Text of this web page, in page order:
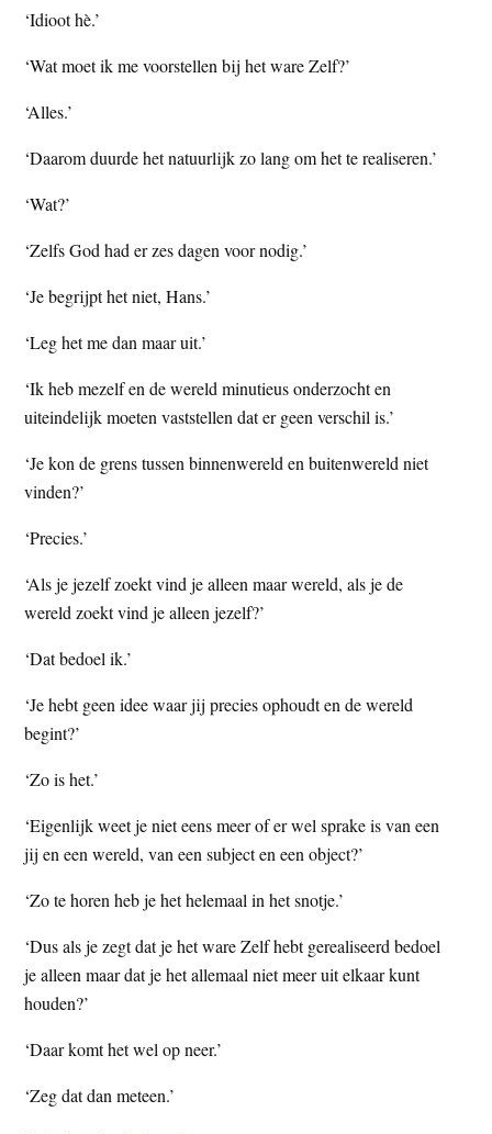
‘Idioot hè.’
‘Wat moet ik me voorstellen bij het ware Zelf?’
‘Alles.’
‘Daarom duurde het natuurlijk zo lang om het te realiseren.’
‘Wat?’
‘Zelfs God had er zes dagen voor nodig.’
‘Je begrijpt het niet, Hans.’
‘Leg het me dan maar uit.’
‘Ik heb mezelf en de wereld minutieus onderzocht en
uiteindelijk moeten vaststellen dat er geen verschil is.’
‘Je kon de grens tussen binnenwereld en buitenwereld niet
vinden?’
‘Precies.’
‘Als je jezelf zoekt vind je alleen maar wereld, als je de
wereld zoekt vind je alleen jezelf?’
‘Dat bedoel ik.’
‘Je hebt geen idee waar jij precies ophoudt en de wereld
begint?’
‘Zo is het.’
‘Eigenlijk weet je niet eens meer of er wel sprake is van een
jij en een wereld, van een subject en een object?’
‘Zo te horen heb je het helemaal in het snotje.’
‘Dus als je zegt dat je het ware Zelf hebt gerealiseerd bedoel
je alleen maar dat je het allemaal niet meer uit elkaar kunt
houden?’
‘Daar komt het wel op neer.’
‘Zeg dat dan meteen.’